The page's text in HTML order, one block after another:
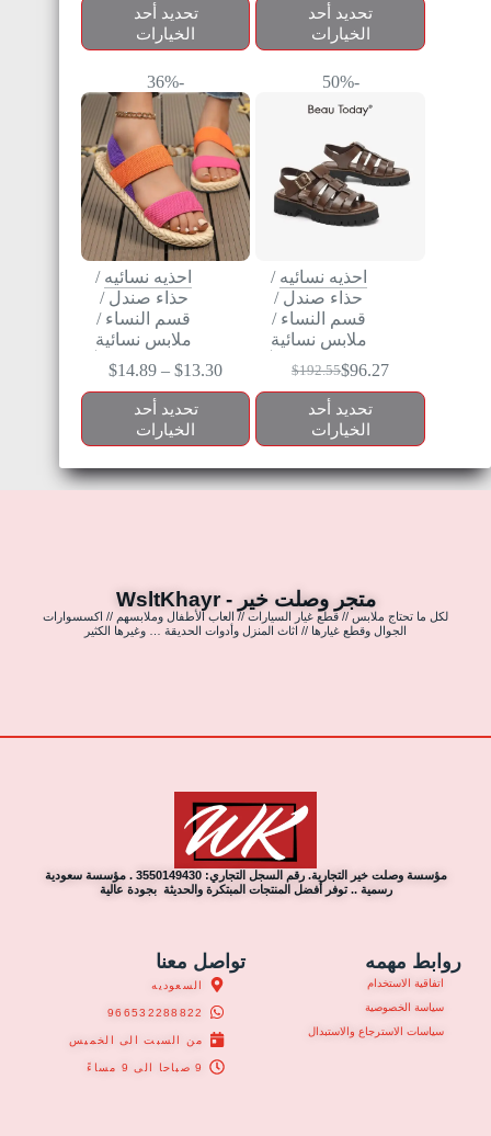
تحديد أحد
الخيارات
تحديد أحد
الخيارات
-50%
احذيه نسائيه /
حذاء صندل /
قسم النساء /
ملابس نسائية
$192.55$96.27
تحديد أحد
الخيارات
-36%
احذيه نسائيه /
حذاء صندل /
قسم النساء /
ملابس نسائية
$13.30
–
$14.89
تحديد أحد
الخيارات
متجر وصلت خير - WsltKhayr
لكل ما تحتاج ملابس // قطع غيار السيارات // العاب الأطفال وملابسهم // اكسسوارات
الجوال وقطع غيارها // اثاث المنزل وأدوات الحديقة … وغيرها الكثير
مؤسسة وصلت خير التجارية. رقم السجل التجاري: 3550149430 . مؤسسة سعودية
رسمية .. توفر أفضل المنتجات المبتكرة والحديثة بجودة عالية
روابط مهمه
اتفاقية الاستخدام
سياسة الخصوصية
سياسات الاسترجاع والاستبدال
تواصل معنا
السعوديه
966532288822
من السبت الى الخميس
9 صباحا الى 9 مساءً